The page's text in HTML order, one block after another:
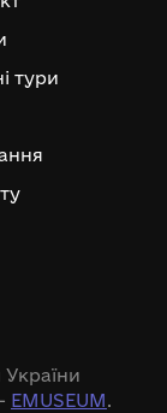
тури
EMUSEUM.